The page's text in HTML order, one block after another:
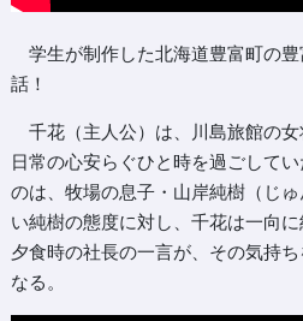
学生が制作した北海道豊富町の
話！
千花（主人公）は、川島旅館の
日常の心安らぐひと時を過ごして
のは、牧場の息子・山岸純樹（じ
い純樹の態度に対し、千花は一向に
夕食時の社長の一言が、その気持
なる。